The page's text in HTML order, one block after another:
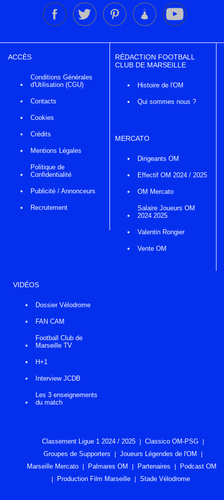
ACCÈS
Conditions Générales
d'Utilisation (CGU)
Contacts
Cookies
Crédits
Mentions Légales
Politique de
Confidentialité
Publicité / Annonceurs
Recrutement
RÉDACTION FOOTBALL
CLUB DE MARSEILLE
Histoire de l'OM
Qui sommes nous ?
MERCATO
Dirigeants OM
Effectif OM 2024 / 2025
OM Mercato
Salaire Joueurs OM
2024 2025
Valentin Rongier
Vente OM
VIDÉOS
Dossier Vélodrome
FAN CAM
Football Club de
Marseille TV
H+1
Interview JCDB
Les 3 enseignements
du match
Classement Ligue 1 2024 / 2025
Classico OM-PSG
Groupes de Supporters
Joueurs Légendes de l'OM
Marseille Mercato
Palmares OM Partenaires
Podcast OM
Production Film Marseille
Stade Vélodrome